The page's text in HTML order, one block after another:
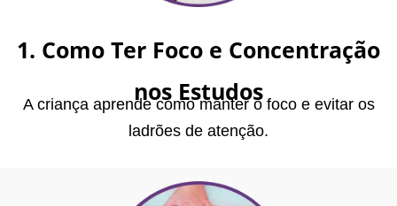
1. Como Ter Foco e Concentração
nos Estudos
A criança aprende como manter o foco e evitar os
ladrões de atenção.